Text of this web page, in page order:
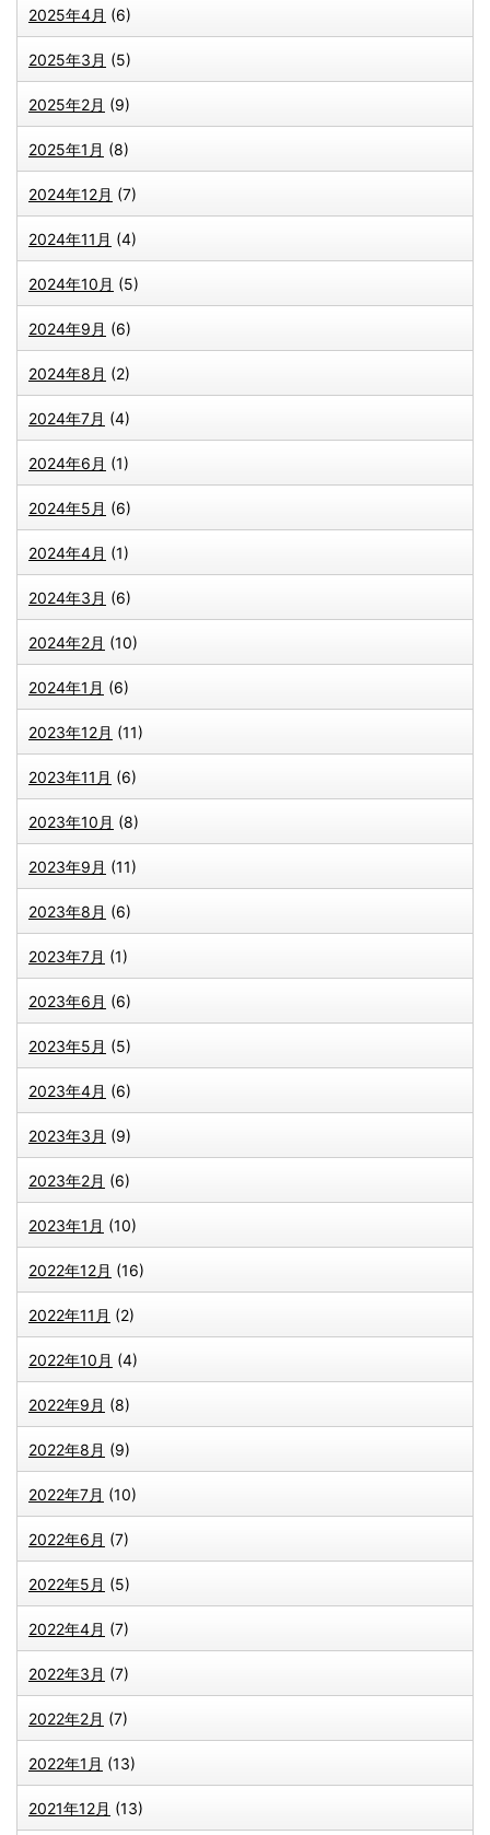
2025年4月 (6)
2025年3月 (5)
2025年2月 (9)
2025年1月 (8)
2024年12月 (7)
2024年11月 (4)
2024年10月 (5)
2024年9月 (6)
2024年8月 (2)
2024年7月 (4)
2024年6月 (1)
2024年5月 (6)
2024年4月 (1)
2024年3月 (6)
2024年2月 (10)
2024年1月 (6)
2023年12月 (11)
2023年11月 (6)
2023年10月 (8)
2023年9月 (11)
2023年8月 (6)
2023年7月 (1)
2023年6月 (6)
2023年5月 (5)
2023年4月 (6)
2023年3月 (9)
2023年2月 (6)
2023年1月 (10)
2022年12月 (16)
2022年11月 (2)
2022年10月 (4)
2022年9月 (8)
2022年8月 (9)
2022年7月 (10)
2022年6月 (7)
2022年5月 (5)
2022年4月 (7)
2022年3月 (7)
2022年2月 (7)
2022年1月 (13)
2021年12月 (13)